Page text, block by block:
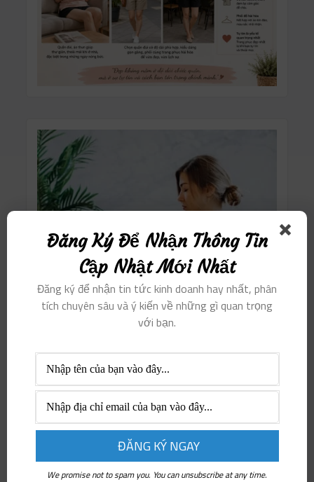
Đăng Ký Để Nhận Thông Tin
Cập Nhật Mới Nhất
Đăng ký để nhận tin tức kinh doanh hay nhất, phân
tích chuyên sâu và ý kiến ​​về những gì quan trọng
với bạn.
We promise not to spam you. You can unsubscribe at any time.